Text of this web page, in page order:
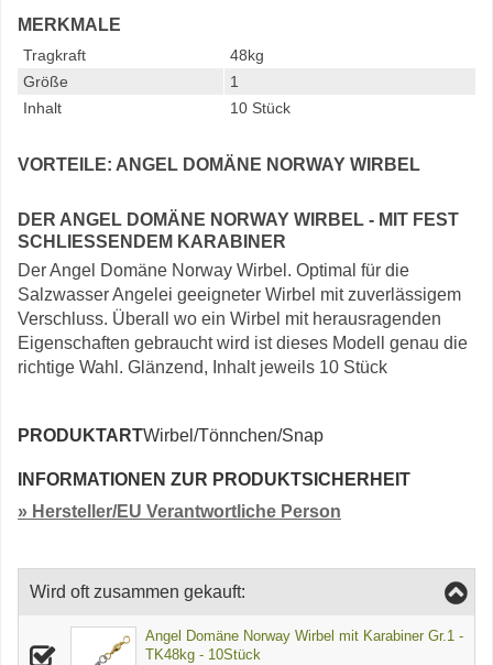
MERKMALE
Tragkraft
48kg
Größe
1
Inhalt
10 Stück
VORTEILE: ANGEL DOMÄNE NORWAY WIRBEL
DER ANGEL DOMÄNE NORWAY WIRBEL - MIT FEST
SCHLIESSENDEM KARABINER
Der Angel Domäne Norway Wirbel. Optimal für die
Salzwasser Angelei geeigneter Wirbel mit zuverlässigem
Verschluss. Überall wo ein Wirbel mit herausragenden
Eigenschaften gebraucht wird ist dieses Modell genau die
richtige Wahl. Glänzend, Inhalt jeweils 10 Stück
PRODUKTARTWirbel/Tönnchen/Snap
INFORMATIONEN ZUR PRODUKTSICHERHEIT
» Hersteller/EU Verantwortliche Person
Wird oft zusammen gekauft:
Angel Domäne Norway Wirbel mit Karabiner Gr.1 -
TK48kg - 10Stück